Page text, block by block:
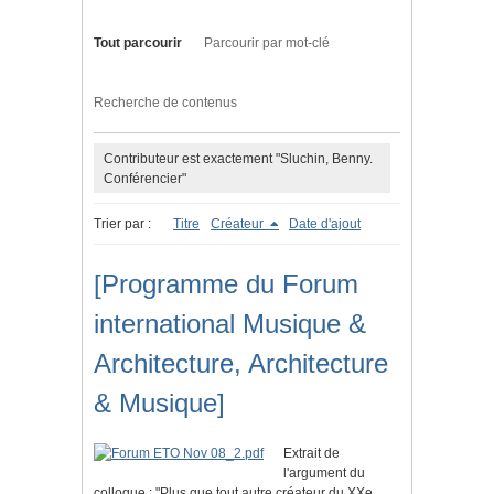
Tout parcourir Parcourir par mot-clé
Recherche de contenus
Contributeur est exactement "Sluchin, Benny.
Conférencier"
Trier par : Titre Créateur Date d'ajout
[Programme du Forum
international Musique &
Architecture, Architecture
& Musique]
Extrait de
l'argument du